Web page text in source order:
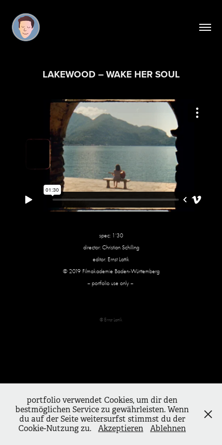
LAKEWOOD – WAKE HER SOUL
spec: 1'30
director: Christian Schilling
editor: Ernst Lattik
© 2019 Filmakademie Baden-Württemberg
– portfolio use only –
© Ernst Lattik
portfolio verwendet Cookies, um dir den
bestmöglichen Service zu gewährleisten. Wenn
du auf der Seite weitersurfst stimmst du der
Cookie-Nutzung zu.
Akzeptieren Ablehnen